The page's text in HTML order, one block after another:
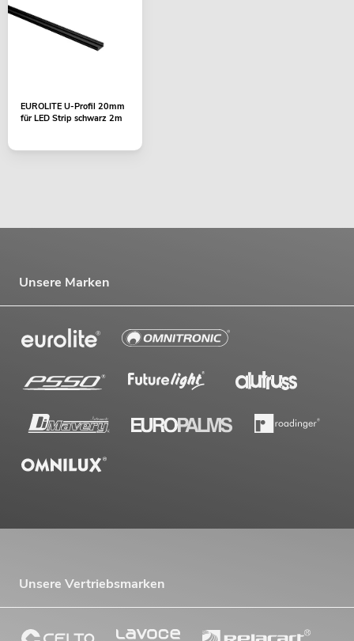
EUROLITE U-Profil 20mm
für LED Strip schwarz 2m
Unsere Marken
Unsere Vertriebsmarken